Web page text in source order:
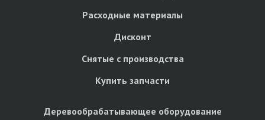
Расходные материалы
Дисконт
Снятые с производства
Купить запчасти
Деревообрабатывающее оборудование